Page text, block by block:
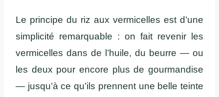
Le principe du riz aux vermicelles est d’une
simplicité remarquable : on fait revenir les
vermicelles dans de l’huile, du beurre — ou
les deux pour encore plus de gourmandise
— jusqu’à ce qu’ils prennent une belle teinte